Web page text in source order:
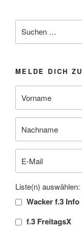
nach:
MELDE DICH
Liste(n) auswählen:
Wacker f.3 Info
f.3 FreitagsX